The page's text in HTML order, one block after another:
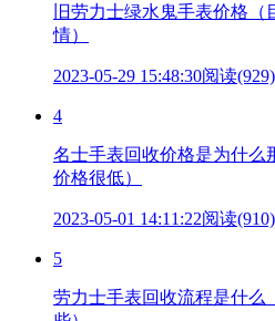
旧劳力士绿水鬼手表价格
情）
2023-05-29 15:48:30阅读(929)
4
名士手表回收价格是为什么
价格很低）
2023-05-01 14:11:22阅读(910)
5
劳力士手表回收流程是什么